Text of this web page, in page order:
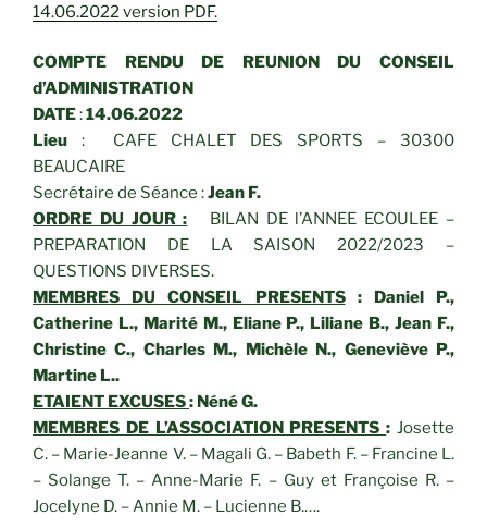
14.06.2022 version PDF.
COMPTE RENDU DE REUNION DU CONSEIL
d’ADMINISTRATION
DATE:14.06.2022
Lieu : CAFE CHALET DES SPORTS – 30300
BEAUCAIRE
Secrétaire de Séance :Jean F.
ORDRE DU JOUR : BILAN DE l’ANNEE ECOULEE –
PREPARATION DE LA SAISON 2022/2023 –
QUESTIONS DIVERSES.
MEMBRES DU CONSEIL PRESENTS: Daniel P.,
Catherine L., Marité M., Eliane P., Liliane B.,Jean F.,
Christine C., Charles M., Michèle N., Geneviève P.,
Martine L..
ETAIENT EXCUSES: Néné G.
MEMBRES DE L’ASSOCIATION PRESENTS:Josette
C. – Marie-Jeanne V. – Magali G. – Babeth F. – Francine L.
– Solange T. – Anne-Marie F. – Guy et Françoise R. –
Jocelyne D. – Annie M. – Lucienne B.….